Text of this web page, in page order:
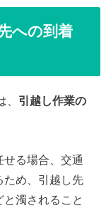
への到着
引越し作業の
る場合、交通
ため、引越し先
濁されること